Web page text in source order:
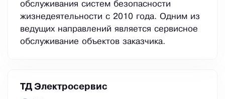
обслуживания систем безопасности
жизнедеятельности с 2010 года. Одним из
ведущих направлений является сервисное
обслуживание объектов заказчика.
ТД Электросервис